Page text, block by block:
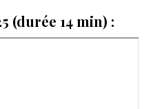
(durée 14 min) :